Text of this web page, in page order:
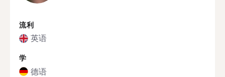
流利
英语
学
德语